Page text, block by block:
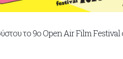
το 9ο Open Air Film